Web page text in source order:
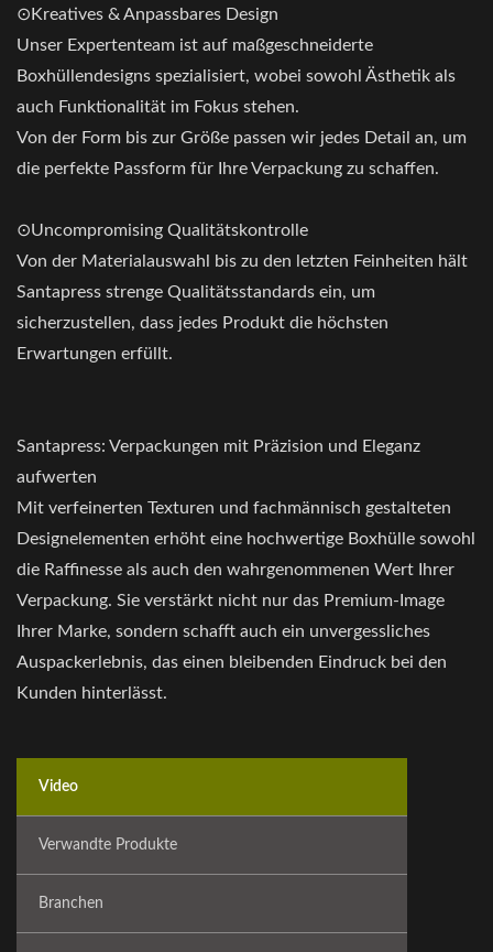
⊙Kreatives & Anpassbares Design
Unser Expertenteam ist auf maßgeschneiderte
Boxhüllendesigns spezialisiert, wobei sowohl Ästhetik als
auch Funktionalität im Fokus stehen.
Von der Form bis zur Größe passen wir jedes Detail an, um
die perfekte Passform für Ihre Verpackung zu schaffen.
⊙Uncompromising Qualitätskontrolle
Von der Materialauswahl bis zu den letzten Feinheiten hält
Santapress strenge Qualitätsstandards ein, um
sicherzustellen, dass jedes Produkt die höchsten
Erwartungen erfüllt.
Santapress: Verpackungen mit Präzision und Eleganz
aufwerten
Mit verfeinerten Texturen und fachmännisch gestalteten
Designelementen erhöht eine hochwertige Boxhülle sowohl
die Raffinesse als auch den wahrgenommenen Wert Ihrer
Verpackung. Sie verstärkt nicht nur das Premium-Image
Ihrer Marke, sondern schafft auch ein unvergessliches
Auspackerlebnis, das einen bleibenden Eindruck bei den
Kunden hinterlässt.
Video
Verwandte Produkte
Branchen